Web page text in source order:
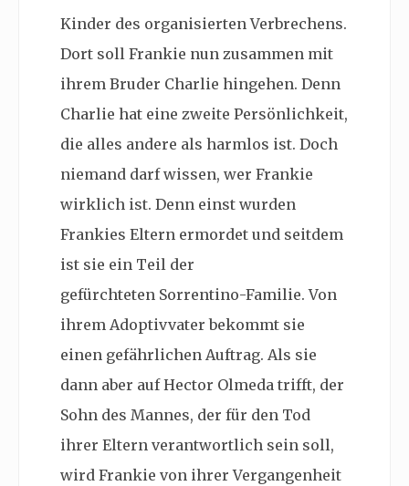
Kinder des organisierten Verbrechens.
Dort soll Frankie nun zusammen mit
ihrem Bruder Charlie hingehen. Denn
Charlie hat eine zweite Persönlichkeit,
die alles andere als harmlos ist. Doch
niemand darf wissen, wer Frankie
wirklich ist. Denn einst wurden
Frankies Eltern ermordet und seitdem
ist sie ein Teil der
gefürchteten Sorrentino-Familie. Von
ihrem Adoptivvater bekommt sie
einen gefährlichen Auftrag. Als sie
dann aber aufHector Olmeda trifft, der
Sohn des Mannes, der für den Tod
ihrer Eltern verantwortlich sein soll,
wird Frankie von ihrer Vergangenheit